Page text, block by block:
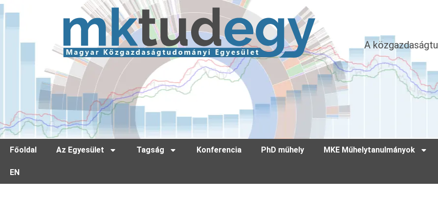
A
Főoldal Az Egyesület Tagság Konferencia PhD műhely MKE Műhelytanulmányok
EN